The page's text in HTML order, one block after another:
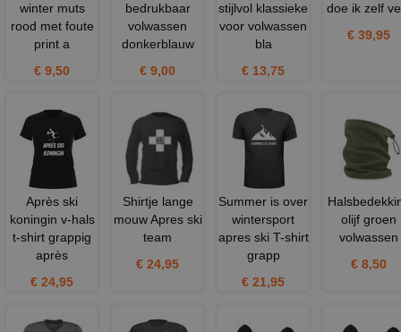
winter muts
rood met foute
print a
€ 9,50
bedrukbaar
volwassen
donkerblauw
€ 9,00
stijlvol klassieke
voor volwassen
bla
€ 13,75
doe ik zelf
€ 39,95
Après ski
koningin v-hals
t-shirt grappig
après
€ 24,95
Shirtje lange
mouw Apres ski
team
€ 24,95
Summer is over
wintersport
apres ski T-shirt
grapp
€ 21,95
olijf groen
volwassen
€ 8,50